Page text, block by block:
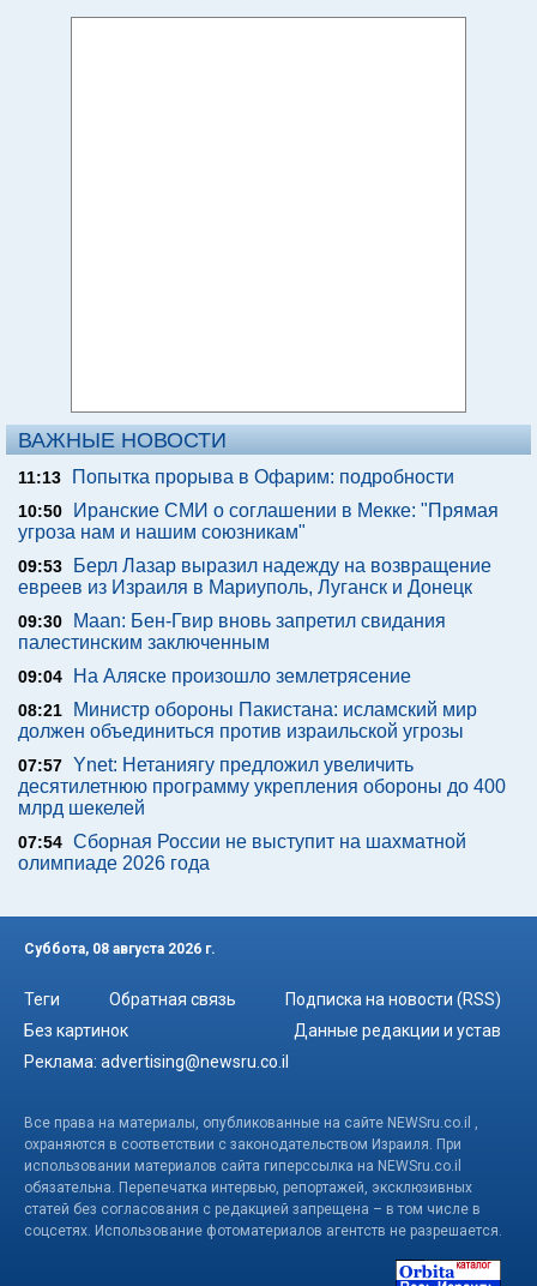
ВАЖНЫЕ НОВОСТИ
11:13 Попытка прорыва в Офарим: подробности
10:50
Иранские СМИ о соглашении в Мекке: "Прямая
угроза нам и нашим союзникам"
09:53
Берл Лазар выразил надежду на возвращение
евреев из Израиля в Мариуполь, Луганск и Донецк
09:30
Maan: Бен-Гвир вновь запретил свидания
палестинским заключенным
09:04 На Аляске произошло землетрясение
08:21
Министр обороны Пакистана: исламский мир
должен объединиться против израильской угрозы
07:57 Ynet: Нетаниягу предложил увеличить
десятилетнюю программу укрепления обороны до 400
млрд шекелей
07:54 Сборная России не выступит на шахматной
олимпиаде 2026 года
Суббота, 08 августа 2026 г.
Теги Обратная связь
Подписка на новости (RSS)
Без картинок
Данные редакции и устав
Реклама: advertising@newsru.co.il
Все права на материалы, опубликованные на сайте NEWSru.co.il ,
охраняются в соответствии с законодательством Израиля. При
использовании материалов сайта гиперссылка на NEWSru.co.il
обязательна. Перепечатка интервью, репортажей, эксклюзивных
статей без согласования с редакцией запрещена – в том числе в
соцсетях. Использование фотоматериалов агентств не разрешается.